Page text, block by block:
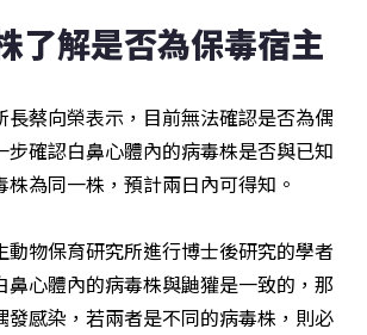
了解是否為保毒宿主
長蔡向榮表示，目前無法確認是否為偶
步確認白鼻心體內的病毒株是否與已知
為同一株，預計兩日內可得知。
動物保育研究所進行博士後研究的學者
鼻心體內的病毒株與鼬獾是一致的，那
發感染，若兩者是不同的病毒株，則必